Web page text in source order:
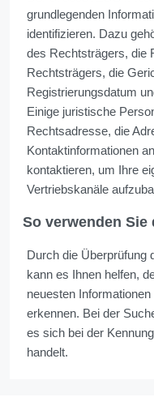
grundlegenden
identifizieren. Dazu
des Rechtsträgers, die
Rechtsträgers, die
Registrierungsdatum
Einige juristische
Rechtsadresse, die
Kontaktinformationen
kontaktieren, um Ihre
Vertriebskanäle
So verwenden Sie
Durch die Überprüfung
kann es Ihnen helfen,
neuesten
erkennen. Bei der
es sich bei der
handelt.